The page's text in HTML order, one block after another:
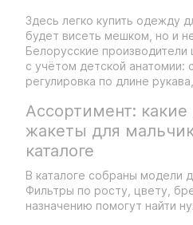
Здесь легко купить одежду
будет висеть мешком, но и
Белорусские
с учётом детской анатомии:
регулировка по длине
Ассортимент:
жакеты для
каталоге
В каталоге собраны модели
Фильтры по росту, цвету,
назначению помогут найти